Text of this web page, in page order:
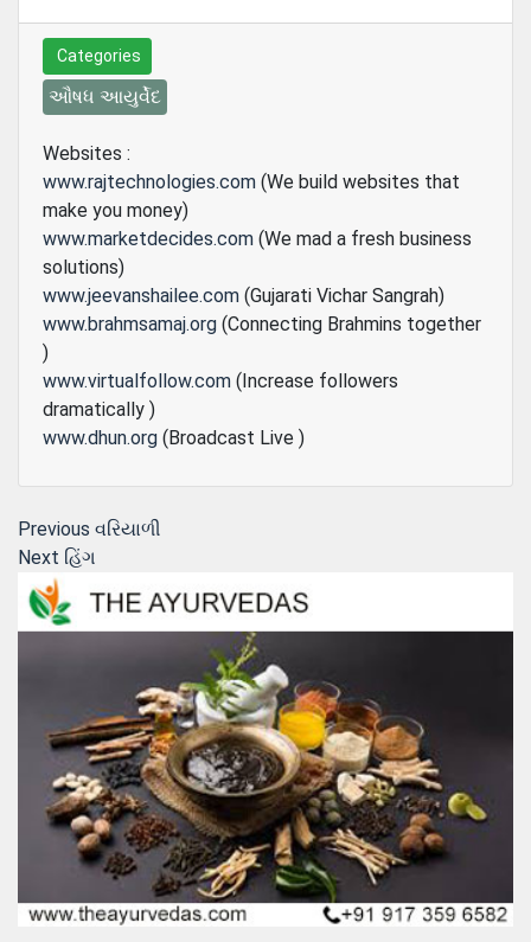
Categories
ઔષધ આયુર્વેદ
Websites :
www.rajtechnologies.com (We build websites that
make you money)
www.marketdecides.com (We mad a fresh business
solutions)
www.jeevanshailee.com (Gujarati Vichar Sangrah)
www.brahmsamaj.org (Connecting Brahmins together
)
www.virtualfollow.com (Increase followers
dramatically )
www.dhun.org (Broadcast Live )
Post
navigation
Previous Previous
post:
વરિયાળી
Next Next
હિંગ